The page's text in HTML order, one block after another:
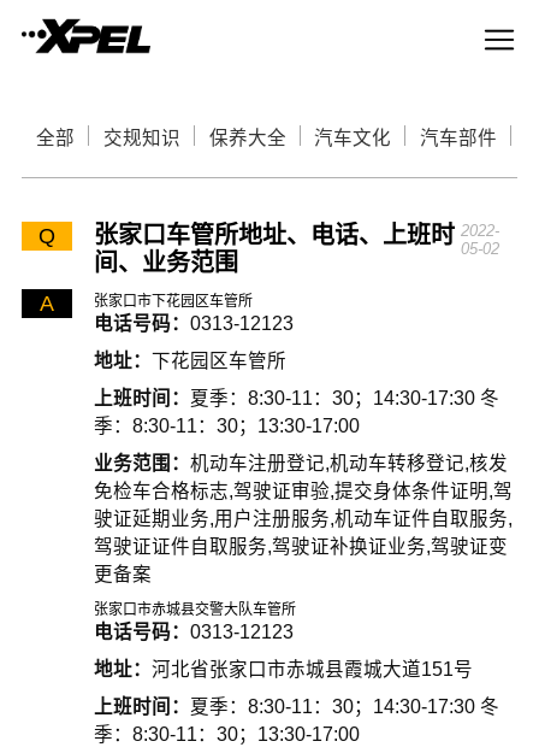
全部 交规知识 保养大全 汽车文化 汽车部件
Q
张家口车管所地址、电话、上班时
间、业务范围
2022-
05-02
A 张家口市下花园区车管所
电话号码： 0313-12123
地址： 下花园区车管所
上班时间： 夏季：8:30-11：30；14:30-17:30 冬
季：8:30-11：30；13:30-17:00
业务范围： 机动车注册登记,机动车转移登记,核发
免检车合格标志,驾驶证审验,提交身体条件证明,驾
驶证延期业务,用户注册服务,机动车证件自取服务,
驾驶证证件自取服务,驾驶证补换证业务,驾驶证变
更备案
张家口市赤城县交警大队车管所
电话号码： 0313-12123
地址： 河北省张家口市赤城县霞城大道151号
上班时间： 夏季：8:30-11：30；14:30-17:30 冬
季：8:30-11：30；13:30-17:00